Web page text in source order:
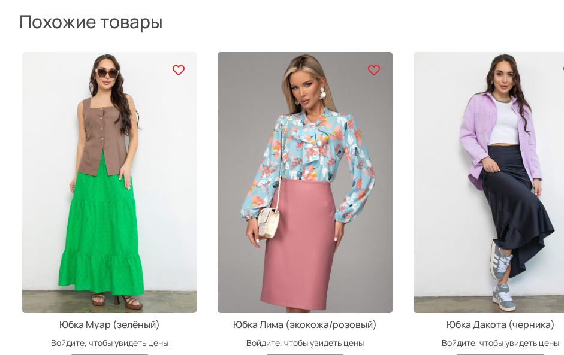
Похожие товары
Юбка Муар (зелёный)
Войдите, чтобы увидеть цены
Юбка Лима (экокожа/розовый)
Войдите, чтобы увидеть цены
Юбка Дакота (черника)
Войдите, чтобы увидеть цены